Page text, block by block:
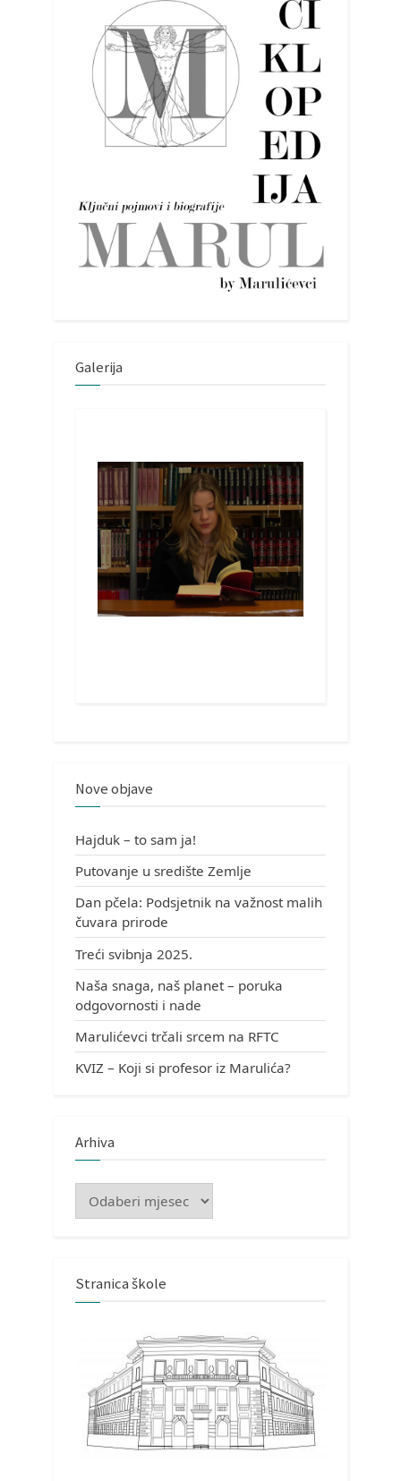
Galerija
Nove objave
Hajduk – to sam ja!
Putovanje u središte Zemlje
Dan pčela: Podsjetnik na važnost malih
čuvara prirode
Treći svibnja 2025.
Naša snaga, naš planet – poruka
odgovornosti i nade
Marulićevci trčali srcem na RFTC
KVIZ – Koji si profesor iz Marulića?
Arhiva
Arhiva
Stranica škole